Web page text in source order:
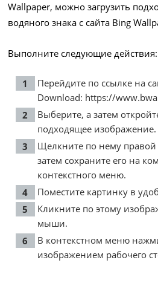
Wallpaper, можно загрузить
водяного знака с сайта Bing
Выполните следующие действия:
Перейдите по ссылке на
Download: https://
Выберите, а затем
подходящее изображение.
Щелкните по нему
затем сохраните его на
контекстного меню.
Поместите картинку в
Кликните по этому
мыши.
В контекстном меню
изображением рабочего